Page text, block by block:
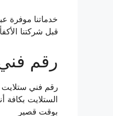
خدماتنا موفرة
قبل شركتنا
رقم
رقم فني ستلايت
الستلايت
بوقت قصير